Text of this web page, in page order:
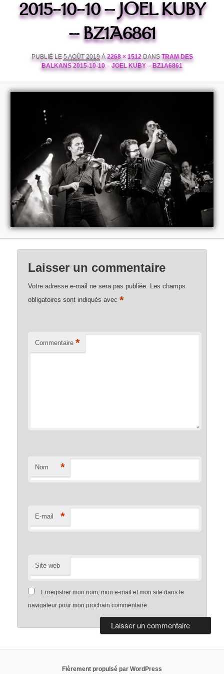
2015-10-10 – JOEL KUBY
– BZ1A6861
PUBLIÉ LE5 AOÛT 2019À2268 × 1512DANSTRAM DES
BALKANS 2015-10-10 – JOEL KUBY – BZ1A6861
Laisser un commentaire
Votre adresse e-mail ne sera pas publiée.
Les champs
obligatoires sont indiqués avec*
Commentaire *
Nom *
E-mail *
Site web
Enregistrer mon nom, mon e-mail et mon site dans le
navigateur pour mon prochain commentaire.
Fièrement propulsé par WordPress